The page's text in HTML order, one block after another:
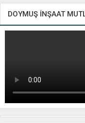
DOYMUŞ İNŞAAT